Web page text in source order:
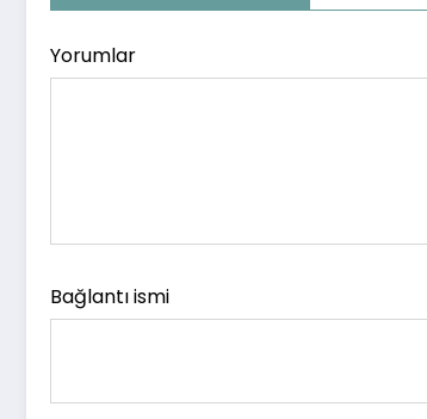
Yorumlar
Bağlantı ismi